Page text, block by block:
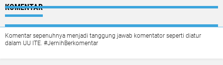
KOMENTAR
Komentar sepenuhnya menjadi tanggung jawab komentator seperti diatur
dalam UU ITE. #JernihBerkomentar